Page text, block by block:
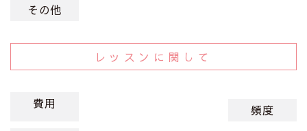
その他
レッスンに関して
費用
頻度